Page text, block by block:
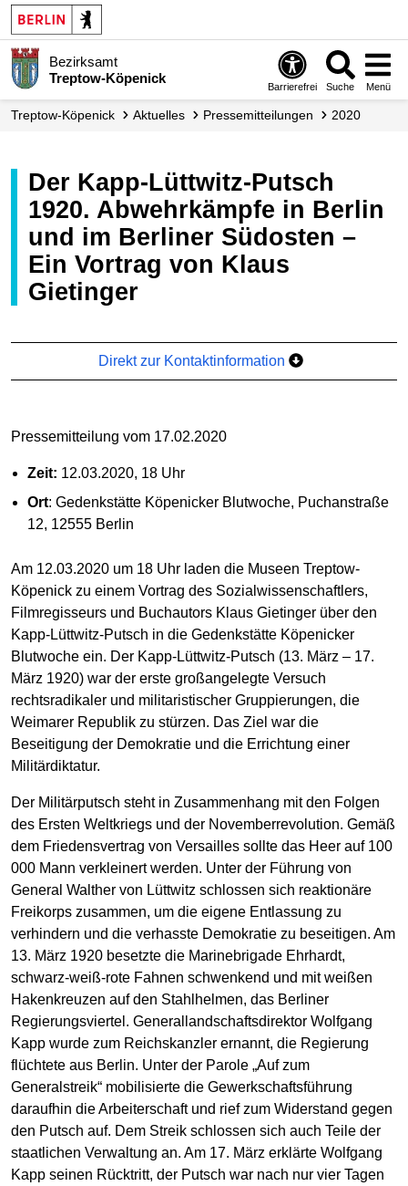
Bezirksamt
Treptow-Köpenick
Barrierefrei Suche Menü
Treptow-Köpenick Aktuelles Presse­mitteilungen 2020
Der Kapp-Lüttwitz-Putsch
1920. Abwehrkämpfe in Berlin
und im Berliner Südosten –
Ein Vortrag von Klaus
Gietinger
Direkt zur Kontaktinformation
Pressemitteilung vom 17.02.2020
Zeit: 12.03.2020, 18 Uhr
Ort: Gedenkstätte Köpenicker Blutwoche, Puchanstraße
12, 12555 Berlin
Am 12.03.2020 um 18 Uhr laden die Museen Treptow-
Köpenick zu einem Vortrag des Sozialwissenschaftlers,
Filmregisseurs und Buchautors Klaus Gietinger über den
Kapp-Lüttwitz-Putsch in die Gedenkstätte Köpenicker
Blutwoche ein. Der Kapp-Lüttwitz-Putsch (13. März – 17.
März 1920) war der erste großangelegte Versuch
rechtsradikaler und militaristischer Gruppierungen, die
Weimarer Republik zu stürzen. Das Ziel war die
Beseitigung der Demokratie und die Errichtung einer
Militärdiktatur.
Der Militärputsch steht in Zusammenhang mit den Folgen
des Ersten Weltkriegs und der Novemberrevolution. Gemäß
dem Friedensvertrag von Versailles sollte das Heer auf 100
000 Mann verkleinert werden. Unter der Führung von
General Walther von Lüttwitz schlossen sich reaktionäre
Freikorps zusammen, um die eigene Entlassung zu
verhindern und die verhasste Demokratie zu beseitigen. Am
13. März 1920 besetzte die Marinebrigade Ehrhardt,
schwarz-weiß-rote Fahnen schwenkend und mit weißen
Hakenkreuzen auf den Stahlhelmen, das Berliner
Regierungsviertel. Generallandschaftsdirektor Wolfgang
Kapp wurde zum Reichskanzler ernannt, die Regierung
flüchtete aus Berlin. Unter der Parole „Auf zum
Generalstreik“ mobilisierte die Gewerkschaftsführung
daraufhin die Arbeiterschaft und rief zum Widerstand gegen
den Putsch auf. Dem Streik schlossen sich auch Teile der
staatlichen Verwaltung an. Am 17. März erklärte Wolfgang
Kapp seinen Rücktritt, der Putsch war nach nur vier Tagen